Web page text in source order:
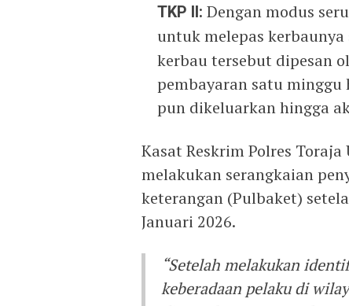
TKP II: Dengan modus
untuk melepas kerbaunya
kerbau tersebut dipesan
pembayaran satu minggu
pun dikeluarkan hingga
Kasat Reskrim Polres
melakukan serangkaian
keterangan (Pulbaket)
Januari 2026.
“Setelah melakukan
keberadaan pelaku di